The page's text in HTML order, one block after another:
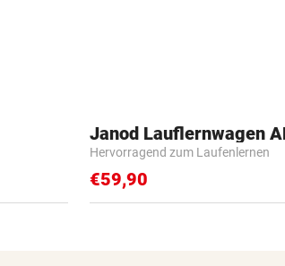
Janod Lauflernwagen
Hervorragend zum Laufenlernen
€59,90